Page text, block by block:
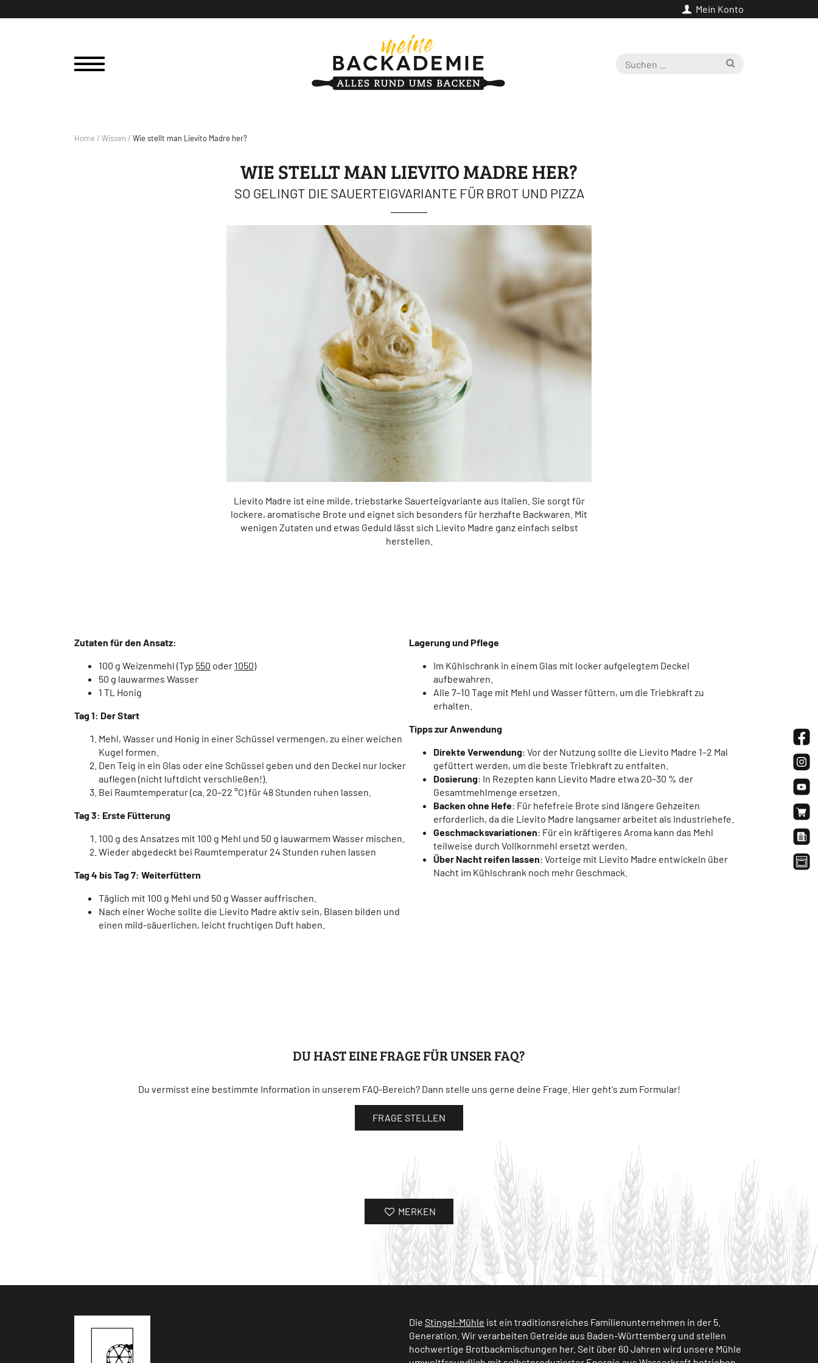
Mein Konto
Home / Wissen / Wie stellt man Lievito Madre her?
WIE STELLT MAN LIEVITO MADRE HER?
SO GELINGT DIE SAUERTEIGVARIANTE FÜR BROT UND PIZZA
Lievito Madre ist eine milde, triebstarke Sauerteigvariante aus Italien. Sie sorgt für
lockere, aromatische Brote und eignet sich besonders für herzhafte Backwaren. Mit
wenigen Zutaten und etwas Geduld lässt sich Lievito Madre ganz einfach selbst
herstellen.
Zutaten für den Ansatz:
100 g Weizenmehl (Typ 550 oder 1050)
50 g lauwarmes Wasser
1 TL Honig
Tag 1: Der Start
Mehl, Wasser und Honig in einer Schüssel vermengen, zu einer weichen
Kugel formen.
Den Teig in ein Glas oder eine Schüssel geben und den Deckel nur locker
auflegen (nicht luftdicht verschließen!).
Bei Raumtemperatur (ca. 20–22 °C) für 48 Stunden ruhen lassen.
Tag 3: Erste Fütterung
100 g des Ansatzes mit 100 g Mehl und 50 g lauwarmem Wasser mischen.
Wieder abgedeckt bei Raumtemperatur 24 Stunden ruhen lassen
Tag 4 bis Tag 7: Weiterfüttern
Täglich mit 100 g Mehl und 50 g Wasser auffrischen.
Nach einer Woche sollte die Lievito Madre aktiv sein, Blasen bilden und
einen mild-säuerlichen, leicht fruchtigen Duft haben.
Lagerung und Pflege
Im Kühlschrank in einem Glas mit locker aufgelegtem Deckel
aufbewahren.
Alle 7–10 Tage mit Mehl und Wasser füttern, um die Triebkraft zu
erhalten.
Tipps zur Anwendung
Direkte Verwendung: Vor der Nutzung sollte die Lievito Madre 1–2 Mal
gefüttert werden, um die beste Triebkraft zu entfalten.
Dosierung: In Rezepten kann Lievito Madre etwa 20–30 % der
Gesamtmehlmenge ersetzen.
Backen ohne Hefe: Für hefefreie Brote sind längere Gehzeiten
erforderlich, da die Lievito Madre langsamer arbeitet als Industriehefe.
Geschmacksvariationen: Für ein kräftigeres Aroma kann das Mehl
teilweise durch Vollkornmehl ersetzt werden.
Über Nacht reifen lassen: Vorteige mit Lievito Madre entwickeln über
Nacht im Kühlschrank noch mehr Geschmack.
DU HAST EINE FRAGE FÜR UNSER FAQ?
Du vermisst eine bestimmte Information in unserem FAQ-Bereich? Dann stelle uns gerne deine Frage. Hier geht's zum Formular!
FRAGE STELLEN
MERKEN
Die Stingel-Mühle ist ein traditionsreiches Familienunternehmen in der 5.
Generation. Wir verarbeiten Getreide aus Baden-Württemberg und stellen
hochwertige Brotbackmischungen her. Seit über 60 Jahren wird unsere Mühle